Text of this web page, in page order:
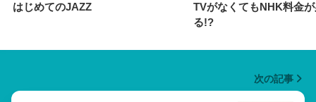
はじめてのJAZZ
TVがなくてもNHK料金
る!?
次の記事